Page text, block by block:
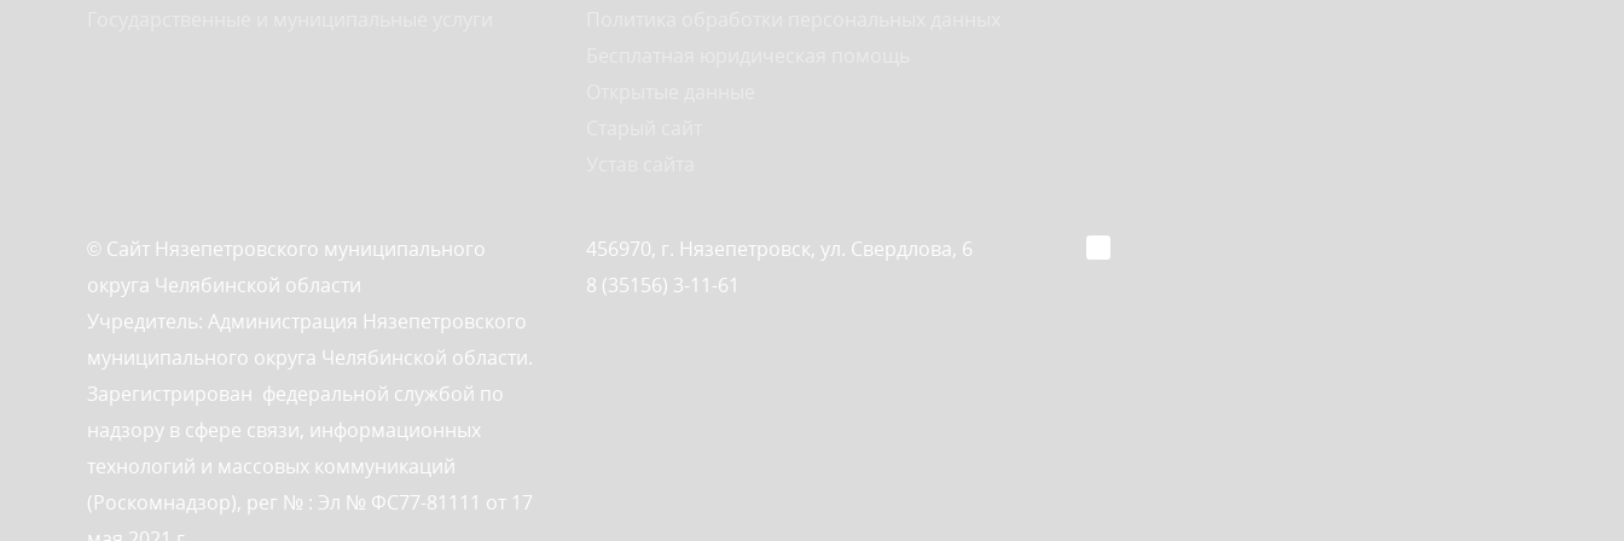
© Сайт Нязепетровского муниципального
округа Челябинской области
Учредитель: Администрация Нязепетровского
муниципального округа Челябинской области.
Зарегистрирован федеральной службой по
надзору в сфере связи, информационных
технологий и массовых коммуникаций
(Роскомнадзор), рег № : Эл № ФС77-81111 от 17
456970, г. Нязепетровск, ул. Свердлова, 6
8 (35156) 3-11-61